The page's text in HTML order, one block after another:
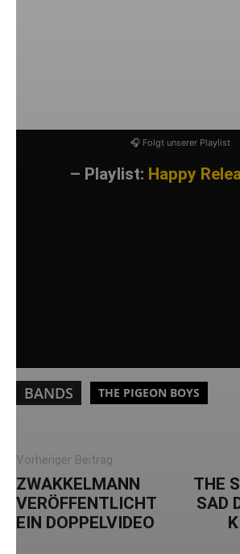
🎧 Folgt unserer Playlist
– Playlist: Happy
BANDS THE PIGEON BOYS
Vorheriger Beitrag
ZWAKKELMANN
VERÖFFENTLICHT
EIN DOPPELVIDEO
THE
SAD